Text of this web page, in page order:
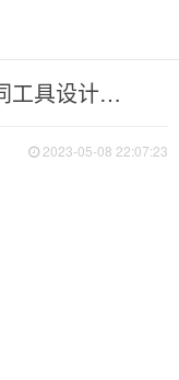
让工作更高效愉悦：知识协同工具设计探索（上）
2023-05-08 22:07:23